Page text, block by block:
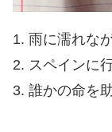
1. 雨に濡れな
2. スペインに
3. 誰かの命を